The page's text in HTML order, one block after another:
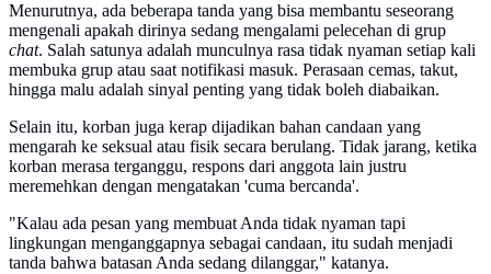
Menurutnya, ada beberapa tanda yang bisa membantu seseorang
mengenali apakah dirinya sedang mengalami pelecehan di grup
chat. Salah satunya adalah munculnya rasa tidak nyaman setiap kali
membuka grup atau saat notifikasi masuk. Perasaan cemas, takut,
hingga malu adalah sinyal penting yang tidak boleh diabaikan.
Selain itu, korban juga kerap dijadikan bahan candaan yang
mengarah ke seksual atau fisik secara berulang. Tidak jarang, ketika
korban merasa terganggu, respons dari anggota lain justru
meremehkan dengan mengatakan 'cuma bercanda'.
"Kalau ada pesan yang membuat Anda tidak nyaman tapi
lingkungan menganggapnya sebagai candaan, itu sudah menjadi
tanda bahwa batasan Anda sedang dilanggar," katanya.